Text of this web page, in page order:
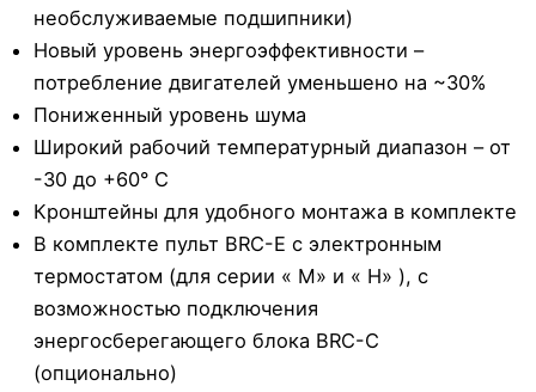
необслуживаемые подшипники)
Новый уровень энергоэффективности –
потребление двигателей уменьшено на ~30%
Пониженный уровень шума
Широкий рабочий температурный диапазон – от
-30 до +60° С
Кронштейны для удобного монтажа в комплекте
В комплекте пульт BRC-E с электронным
термостатом (для серии « M» и « H» ), с
возможностью подключения
энергосберегающего блока BRC-C
(опционально)